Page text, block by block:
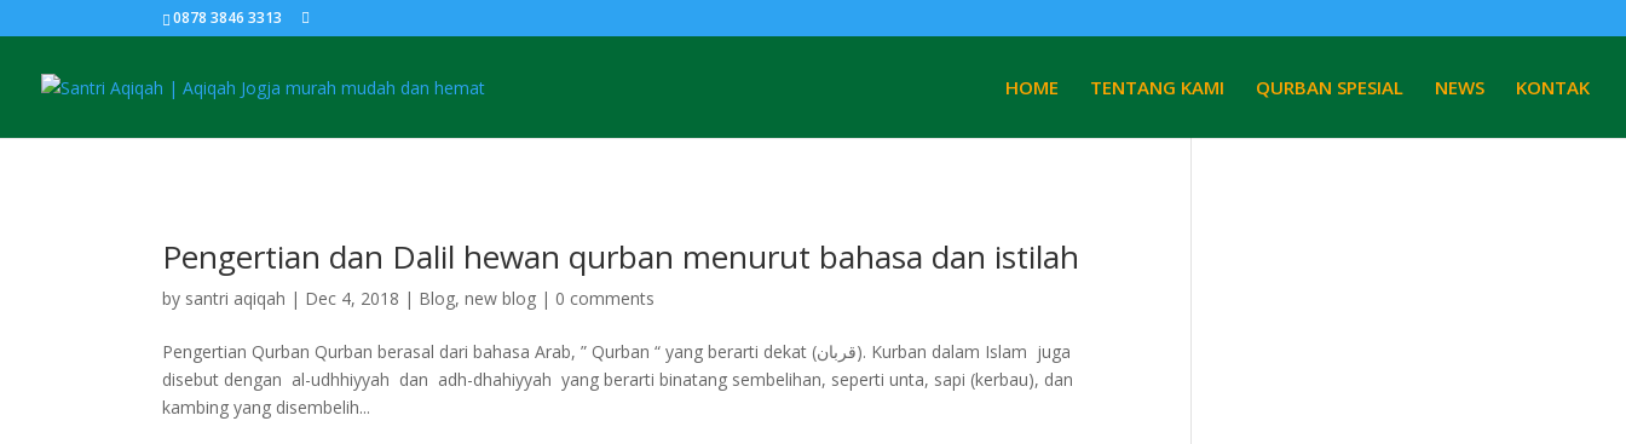
0878 3846 3313
HOME TENTANG KAMI QURBAN SPESIAL NEWS KONTAK
Pengertian dan Dalil hewan qurban menurut bahasa dan istilah
by santri aqiqah | Dec 4, 2018 | Blog,new blog | 0 comments
Pengertian Qurban Qurban berasal dari bahasa Arab, ” Qurban “ yang berarti dekat (قربان). Kurban dalam Islam juga
disebut dengan al-udhhiyyah dan adh-dhahiyyah yang berarti binatang sembelihan, seperti unta, sapi (kerbau), dan
kambing yang disembelih...